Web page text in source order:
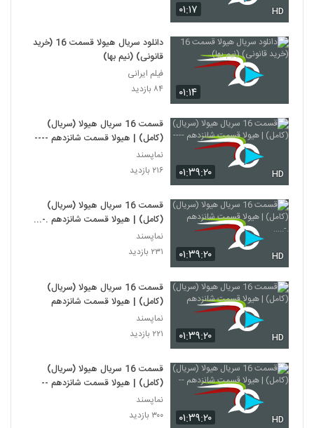
۰۱:۱۷ HD
۰۱:۱۴
دانلود سریال هیولا قسمت 16 (خرید
قانونی) (نیم بها)
فیلم ایرانی
۸۴ بازدید
۰۱:۳۹:۲۰ HD
قسمت 16 سریال هیولا (سریال)
(کامل) | هیولا قسمت شانزدهم ----
نماپسند
۲۱۶ بازدید
۰۱:۳۹:۲۰ HD
قسمت 16 سریال هیولا (سریال)
(کامل) | هیولا قسمت شانزدهم .-.....
نماپسند
۲۳۱ بازدید
۰۱:۳۹:۲۰ HD
قسمت 16 سریال هیولا (سریال)
(کامل) | هیولا قسمت شانزدهم
نماپسند
۲۲۱ بازدید
۰۱:۳۹:۲۰ HD
قسمت 16 سریال هیولا (سریال)
(کامل) | هیولا قسمت شانزدهم --
نماپسند
۳۰۰ بازدید